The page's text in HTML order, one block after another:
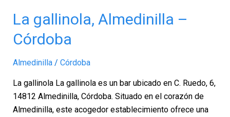
La gallinola, Almedinilla –
Córdoba
Almedinilla/ Córdoba
La gallinola La gallinola es un bar ubicado en C. Ruedo, 6,
14812 Almedinilla, Córdoba. Situado en el corazón de
Almedinilla, este acogedor establecimiento ofrece una
La
gallinola,
Almedinilla
Córdoba